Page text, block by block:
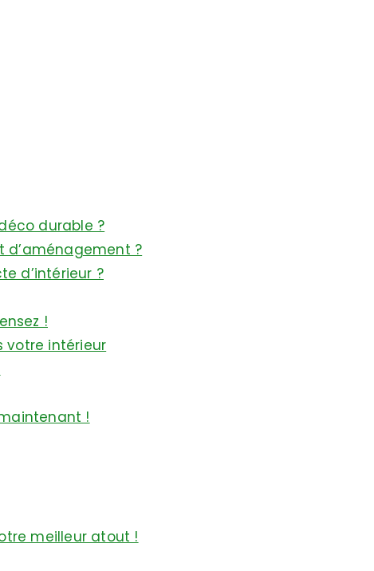
durable ?
d’aménagement ?
d’intérieur ?
!
votre intérieur
!
meilleur atout !